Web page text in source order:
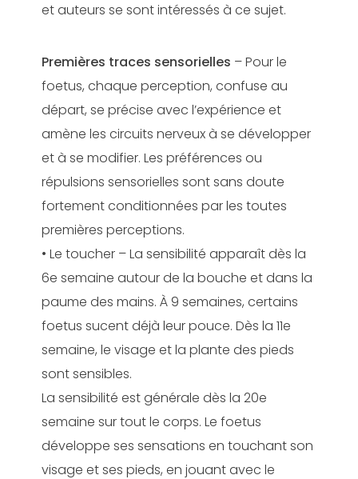
et auteurs se sont intéressés à ce sujet.
Premières traces sensorielles – Pour le
foetus, chaque perception, confuse au
départ, se précise avec l’expérience et
amène les circuits nerveux à se développer
et à se modifier. Les préférences ou
répulsions sensorielles sont sans doute
fortement conditionnées par les toutes
premières perceptions.
• Le toucher – La sensibilité apparaît dès la
6e semaine autour de la bouche et dans la
paume des mains. À 9 semaines, certains
foetus sucent déjà leur pouce. Dès la 11e
semaine, le visage et la plante des pieds
sont sensibles.
La sensibilité est générale dès la 20e
semaine sur tout le corps. Le foetus
développe ses sensations en touchant son
visage et ses pieds, en jouant avec le